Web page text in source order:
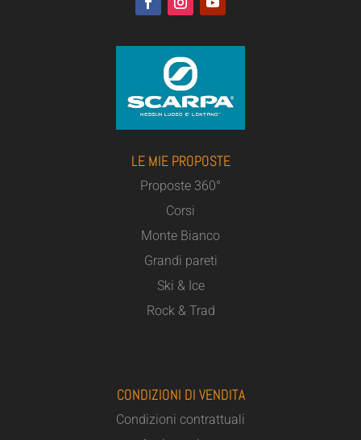
LE MIE PROPOSTE
Proposte 360°
Corsi
Monte Bianco
Grandi pareti
Ski & Ice
Rock & Trad
CONDIZIONI DI VENDITA
Condizioni contrattuali